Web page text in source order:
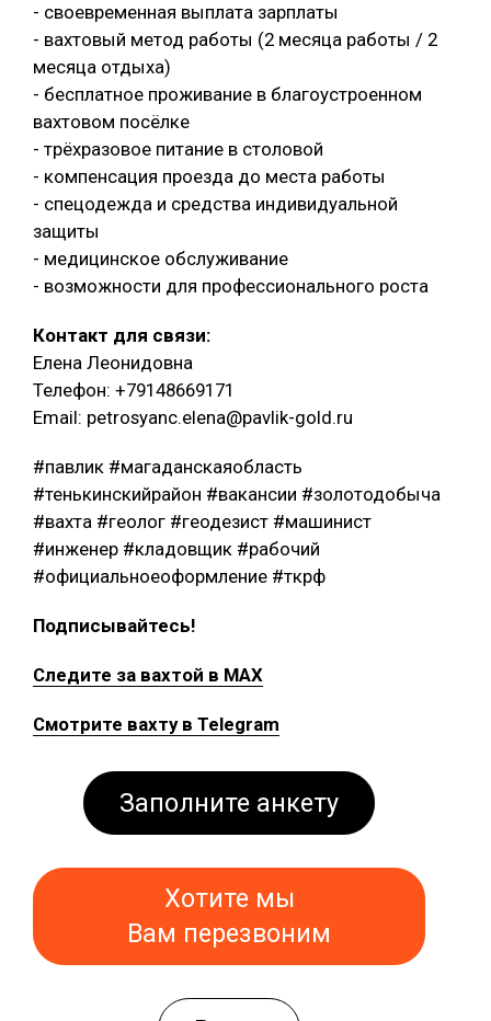
- своевременная выплата зарплаты
- вахтовый метод работы (2 месяца работы / 2
месяца отдыха)
- бесплатное проживание в благоустроенном
вахтовом посёлке
- трёхразовое питание в столовой
- компенсация проезда до места работы
- спецодежда и средства индивидуальной
защиты
- медицинское обслуживание
- возможности для профессионального роста
Контакт для связи:
Елена Леонидовна
Телефон: +79148669171
Email: petrosyanc.elena@pavlik-gold.ru
#павлик #магаданскаяобласть
#тенькинскийрайон #вакансии #золотодобыча
#вахта #геолог #геодезист #машинист
#инженер #кладовщик #рабочий
#официальноеоформление #ткрф
Подписывайтесь!
Следите за вахтой в MAX
Смотрите вахту в Telegram
Заполните анкету
Хотите мы
Вам перезвоним